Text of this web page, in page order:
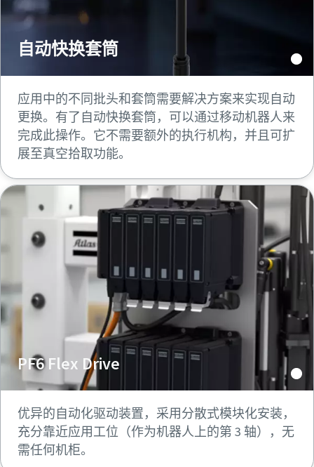
自动快换套筒
应用中的不同批头和套筒需要解决方案来实现自动
更换。有了自动快换套筒，可以通过移动机器人来
完成此操作。它不需要额外的执行机构，并且可扩
展至真空拾取功能。
PF6 Flex Drive
优异的自动化驱动装置，采用分散式模块化安装，
充分靠近应用工位（作为机器人上的第 3 轴），无
需任何机柜。